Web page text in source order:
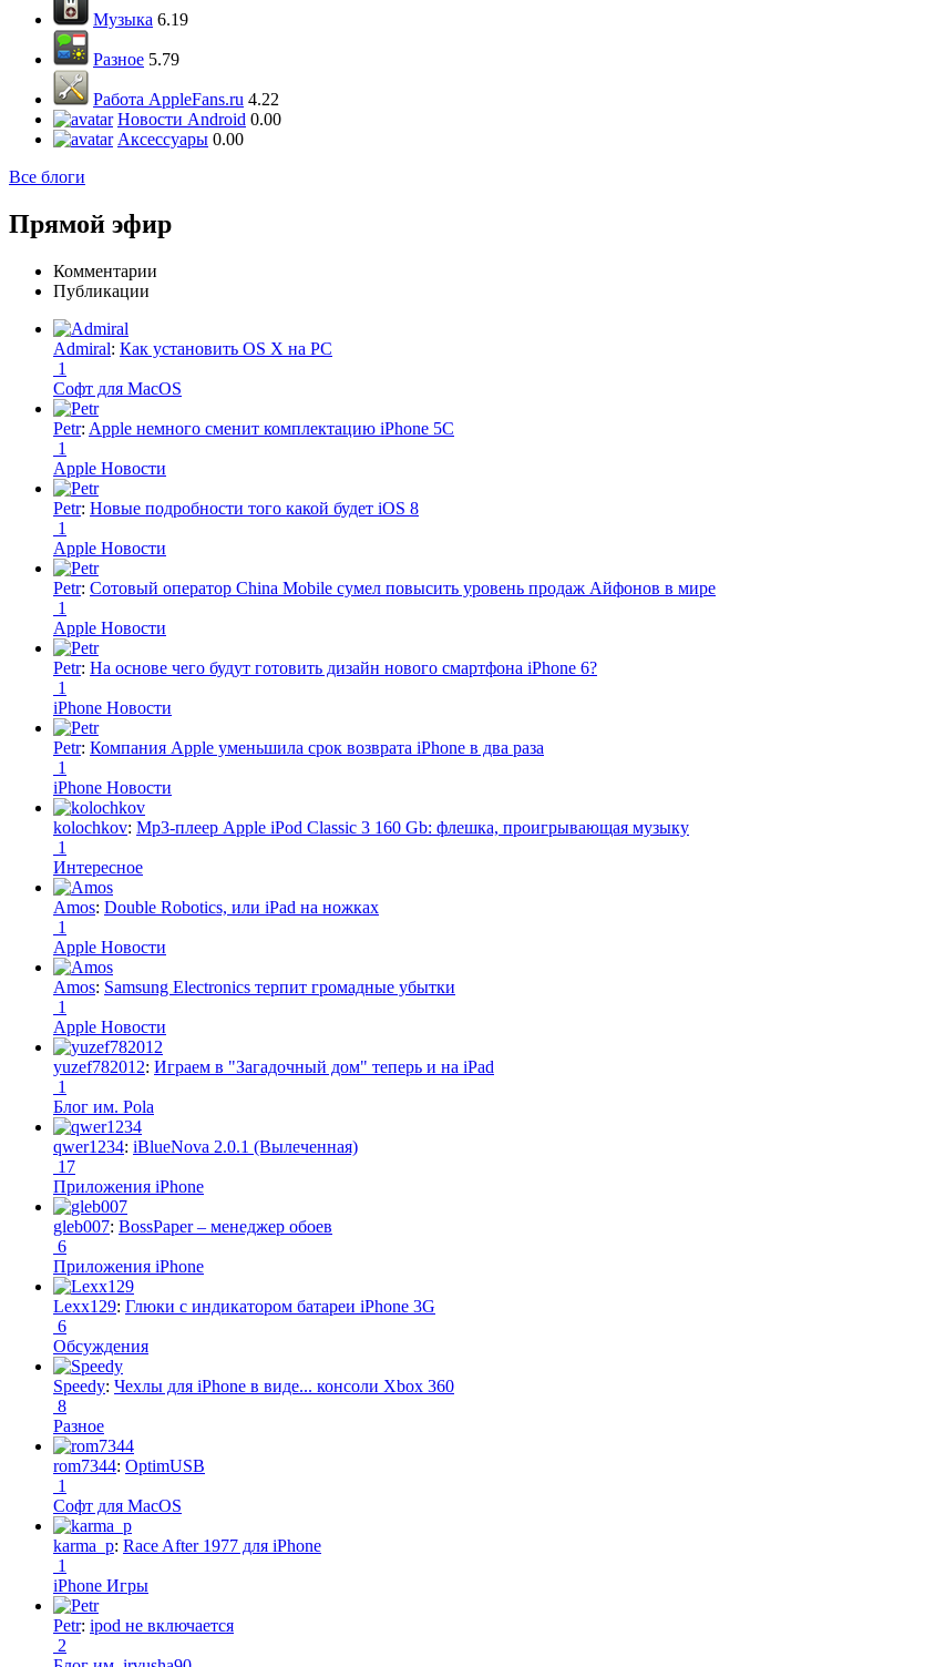
Музыка 6.19
Разное 5.79
Работа AppleFans.ru 4.22
Новости Android 0.00
Аксессуары 0.00
Все блоги
Прямой эфир
Комментарии
Публикации
Admiral: Как установить OS X на PC
1
Софт для MacOS
Petr: Apple немного сменит комплектацию iPhone 5C
1
Apple Новости
Petr: Новые подробности того какой будет iOS 8
1
Apple Новости
Petr: Сотовый оператор China Mobile сумел повысить уровень продаж Айфонов в мире
1
Apple Новости
Petr: На основе чего будут готовить дизайн нового смартфона iPhone 6?
1
iPhone Новости
Petr: Компания Apple уменьшила срок возврата iPhone в два раза
1
iPhone Новости
kolochkov: Mp3-плеер Apple iPod Classic 3 160 Gb: флешка, проигрывающая музыку
1
Интересное
Amos: Double Robotics, или iPad на ножках
1
Apple Новости
Amos: Samsung Electronics терпит громадные убытки
1
Apple Новости
yuzef782012: Играем в "Загадочный дом" теперь и на iPad
1
Блог им. Pola
qwer1234: iBlueNova 2.0.1 (Вылеченная)
17
Приложения iPhone
gleb007: BossPaper – менеджер обоев
6
Приложения iPhone
Lexx129: Глюки с индикатором батареи iPhone 3G
6
Обсуждения
Speedy: Чехлы для iPhone в виде... консоли Xbox 360
8
Разное
rom7344: OptimUSB
1
Софт для MacOS
karma_p: Race After 1977 для iPhone
1
iPhone Игры
Petr: ipod не включается
2